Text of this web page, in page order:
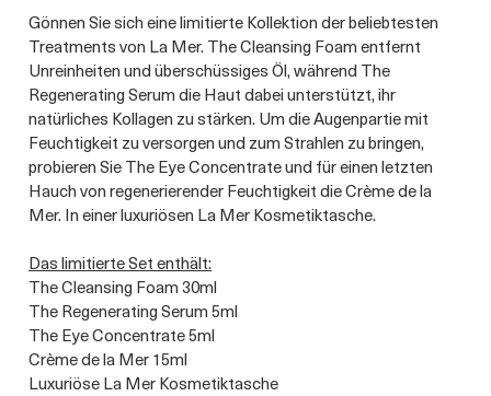
Gönnen Sie sich eine limitierte Kollektion der beliebtesten
Treatments von La Mer. The Cleansing Foam entfernt
Unreinheiten und überschüssiges Öl, während The
Regenerating Serum die Haut dabei unterstützt, ihr
natürliches Kollagen zu stärken. Um die Augenpartie mit
Feuchtigkeit zu versorgen und zum Strahlen zu bringen,
probieren Sie The Eye Concentrate und für einen letzten
Hauch von regenerierender Feuchtigkeit die Crème de la
Mer. In einer luxuriösen La Mer Kosmetiktasche.
Das limitierte Set enthält:
The Cleansing Foam 30ml
The Regenerating Serum 5ml
The Eye Concentrate 5ml
Crème de la Mer 15ml
Luxuriöse La Mer Kosmetiktasche